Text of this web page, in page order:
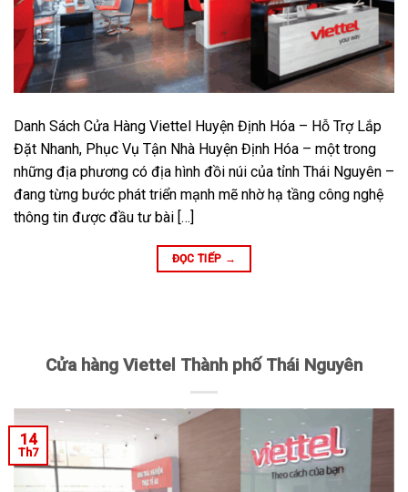
Danh Sách Cửa Hàng Viettel Huyện Định Hóa – Hỗ Trợ Lắp
Đặt Nhanh, Phục Vụ Tận Nhà Huyện Định Hóa – một trong
những địa phương có địa hình đồi núi của tỉnh Thái Nguyên –
đang từng bước phát triển mạnh mẽ nhờ hạ tầng công nghệ
thông tin được đầu tư bài […]
ĐỌC TIẾP →
Cửa hàng Viettel Thành phố Thái Nguyên
14
Th7